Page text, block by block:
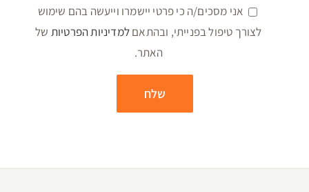
אני מסכים/ה כי פרטי יישמרו וייעשה בהם שימוש
לצורך טיפול בפנייתי, ובהתאםלמדיניות הפרטיות של
האתר.